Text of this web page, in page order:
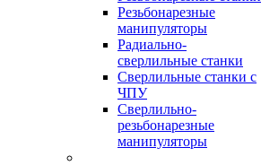
Резьбонарезные
манипуляторы
Радиально-
сверлильные станки
Сверлильные станки с
ЧПУ
Сверлильно-
резьбонарезные
манипуляторы